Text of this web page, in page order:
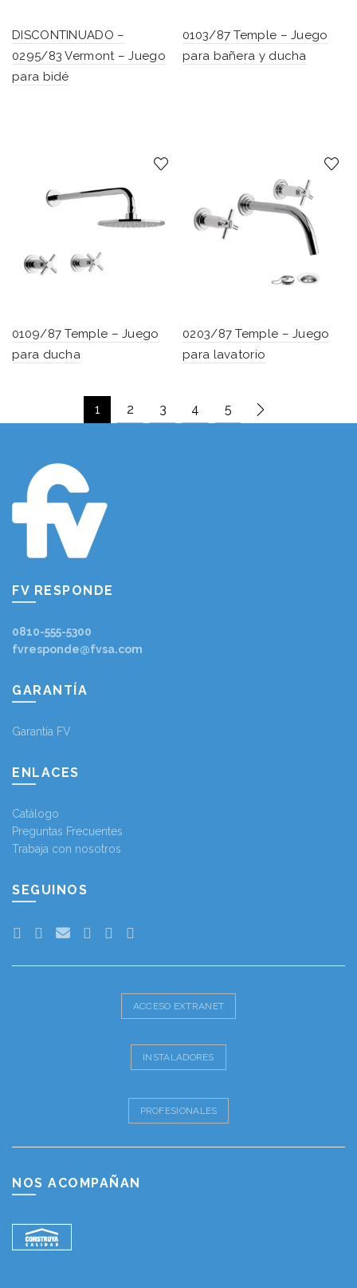
DISCONTINUADO –
0295/83 Vermont – Juego
para bidé
0103/87 Temple – Juego
para bañera y ducha
0109/87 Temple – Juego
para ducha
0203/87 Temple – Juego
para lavatorio
1 2 3 4 5
FV RESPONDE
0810-555-5300
fvresponde@fvsa.com
GARANTÍA
Garantía FV
ENLACES
Catálogo
Preguntas Frecuentes
Trabaja con nosotros
SEGUINOS
ACCESO EXTRANET
INSTALADORES
PROFESIONALES
NOS ACOMPAÑAN